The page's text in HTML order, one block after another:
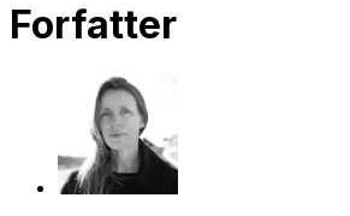
Forfatter